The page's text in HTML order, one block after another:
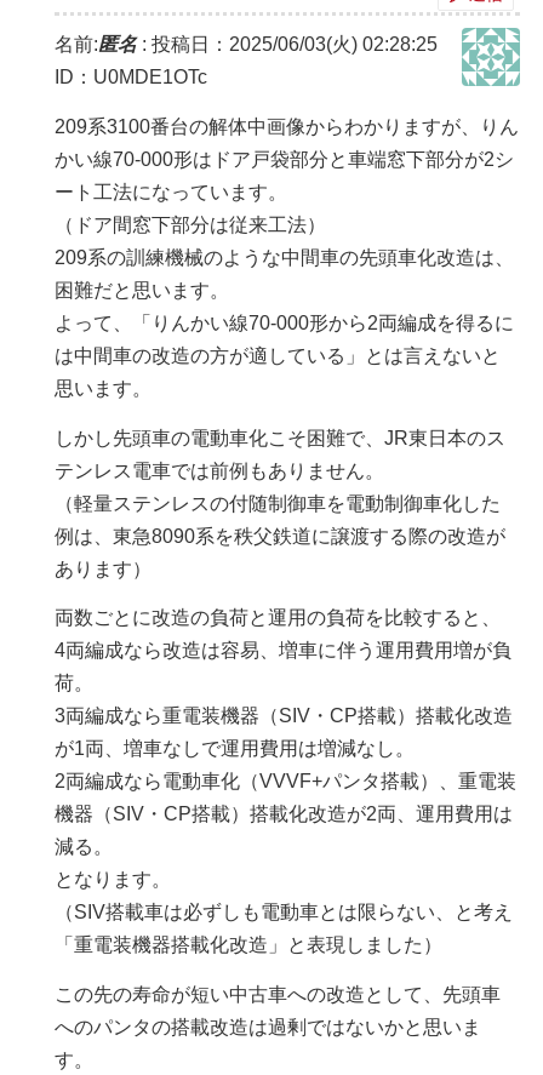
名前:匿名: 投稿日：2025/06/03(火) 02:28:25
ID：U0MDE1OTc
209系3100番台の解体中画像からわかりますが、りん
かい線70-000形はドア戸袋部分と車端窓下部分が2シ
ート工法になっています。
（ドア間窓下部分は従来工法）
209系の訓練機械のような中間車の先頭車化改造は、
困難だと思います。
よって、「りんかい線70-000形から2両編成を得るに
は中間車の改造の方が適している」とは言えないと
思います。
しかし先頭車の電動車化こそ困難で、JR東日本のス
テンレス電車では前例もありません。
（軽量ステンレスの付随制御車を電動制御車化した
例は、東急8090系を秩父鉄道に譲渡する際の改造が
あります）
両数ごとに改造の負荷と運用の負荷を比較すると、
4両編成なら改造は容易、増車に伴う運用費用増が負
荷。
3両編成なら重電装機器（SIV・CP搭載）搭載化改造
が1両、増車なしで運用費用は増減なし。
2両編成なら電動車化（VVVF+パンタ搭載）、重電装
機器（SIV・CP搭載）搭載化改造が2両、運用費用は
減る。
となります。
（SIV搭載車は必ずしも電動車とは限らない、と考え
「重電装機器搭載化改造」と表現しました）
この先の寿命が短い中古車への改造として、先頭車
へのパンタの搭載改造は過剰ではないかと思いま
す。